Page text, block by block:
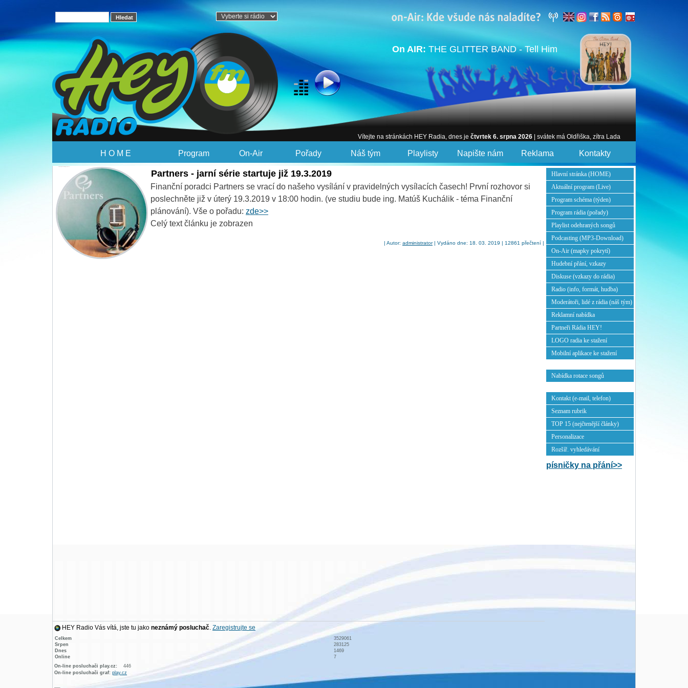
On AIR: THE GLITTER BAND - Tell Him
Vítejte na stránkách HEY Radia, dnes je čtvrtek 6. srpna 2026 | svátek má Oldřiška, zítra Lada
H O M E Program On-Air Pořady Náš tým Playlisty Napište nám Reklama Kontakty
Partners - jarní série startuje již 19.3.2019
Finanční poradci Partners se vrací do našeho vysílání v pravidelných vysílacích časech! První rozhovor si
poslechněte již v úterý 19.3.2019 v 18:00 hodin. (ve studiu bude ing. Matúš Kuchálik - téma Finanční
plánování). Vše o pořadu: zde>>
Celý text článku je zobrazen
| Autor: administrator| Vydáno dne: 18. 03. 2019 | 12861 přečtení |
HEY Radio Vás vítá, jste tu jako neznámý posluchač. Zaregistrujte se
Celkem
3529061
Srpen
283125
Dnes
1469
Online
7
On-line posluchači play.cz:
446
On-line posluchači graf: play.cz
Hlavní stránka (HOME)
Aktuální program (Live)
Program schéma (týden)
Program rádia (pořady)
Playlist odehraných songů
Podcasting (MP3-Download)
On-Air (mapky pokrytí)
Hudební přání, vzkazy
Diskuse (vzkazy do rádia)
Radio (info, formát, hudba)
Moderátoři, lidé z rádia (náš tým)
Reklamní nabídka
Partneři Rádia HEY!
LOGO radia ke stažení
Mobilní aplikace ke stažení
Nabídka rotace songů
Kontakt (e-mail, telefon)
Seznam rubrik
TOP 15 (nejčtenější články)
Personalizace
Rozšíř. vyhledávání
písničky na přání>>